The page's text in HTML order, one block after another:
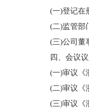
(一)登记在册
(二)监管部门
(三)公司董
四
、会议议
(一)审议《
(二)审议《
(三)审议《